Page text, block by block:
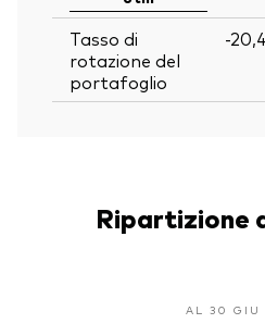
Tasso di
rotazione del
portafoglio
-
Ripartizione
AL 30 GIU